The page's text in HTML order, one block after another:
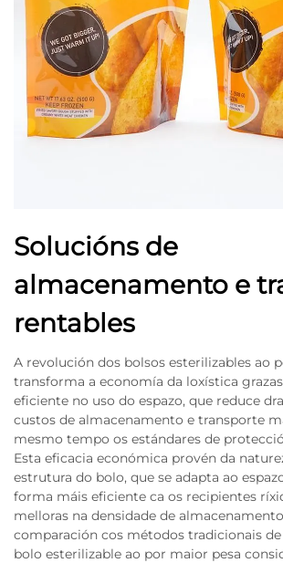
Solucións de
almacenamento e
rentables
A revolución dos bolsos esterilizables ao
transforma a economía da loxística
eficiente no uso do espazo, que reduce
custos de almacenamento e transporte
mesmo tempo os estándares de
Esta eficacia económica provén da
estrutura do bolo, que se adapta ao
forma máis eficiente ca os recipientes
melloras na densidade de
comparación cos métodos tradicionais
bolo esterilizable ao por maior pesa